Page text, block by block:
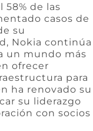
58% de las
casos de
su
Nokia continúa
un mundo más
ofrecer
para
ha renovado su
su liderazgo
con socios